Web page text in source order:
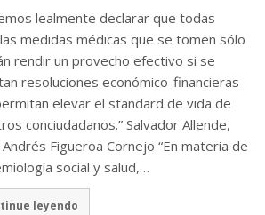
lealmente declarar que todas
medidas médicas que se tomen sólo
rendir un provecho efectivo si se
resoluciones económico-financieras
elevar el standard de vida de
conciudadanos.” Salvador Allende,
Figueroa Cornejo “En materia de
social y salud,…
leyendo